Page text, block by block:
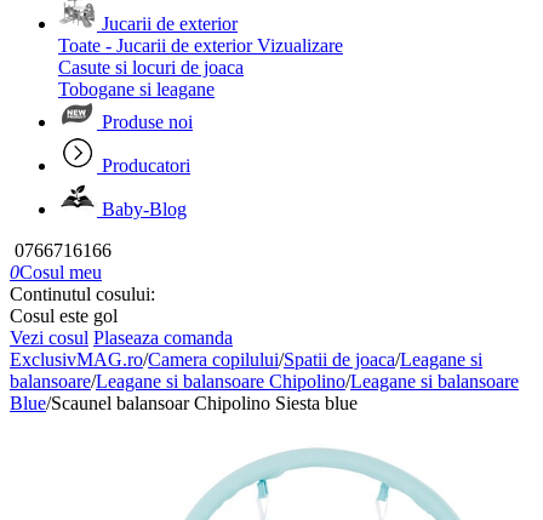
Jucarii de exterior
Toate - Jucarii de exterior Vizualizare
Casute si locuri de joaca
Tobogane si leagane
Produse noi
Producatori
Baby-Blog
0766716166
0Cosul meu
Continutul cosului:
Cosul este gol
Vezi cosul Plaseaza comanda
ExclusivMAG.ro/Camera copilului/Spatii de joaca/Leagane si
balansoare/Leagane si balansoare Chipolino/Leagane si balansoare
Blue/Scaunel balansoar Chipolino Siesta blue